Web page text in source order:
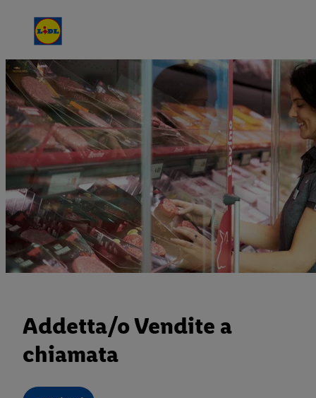
Addetta/o Vendite a
chiamata